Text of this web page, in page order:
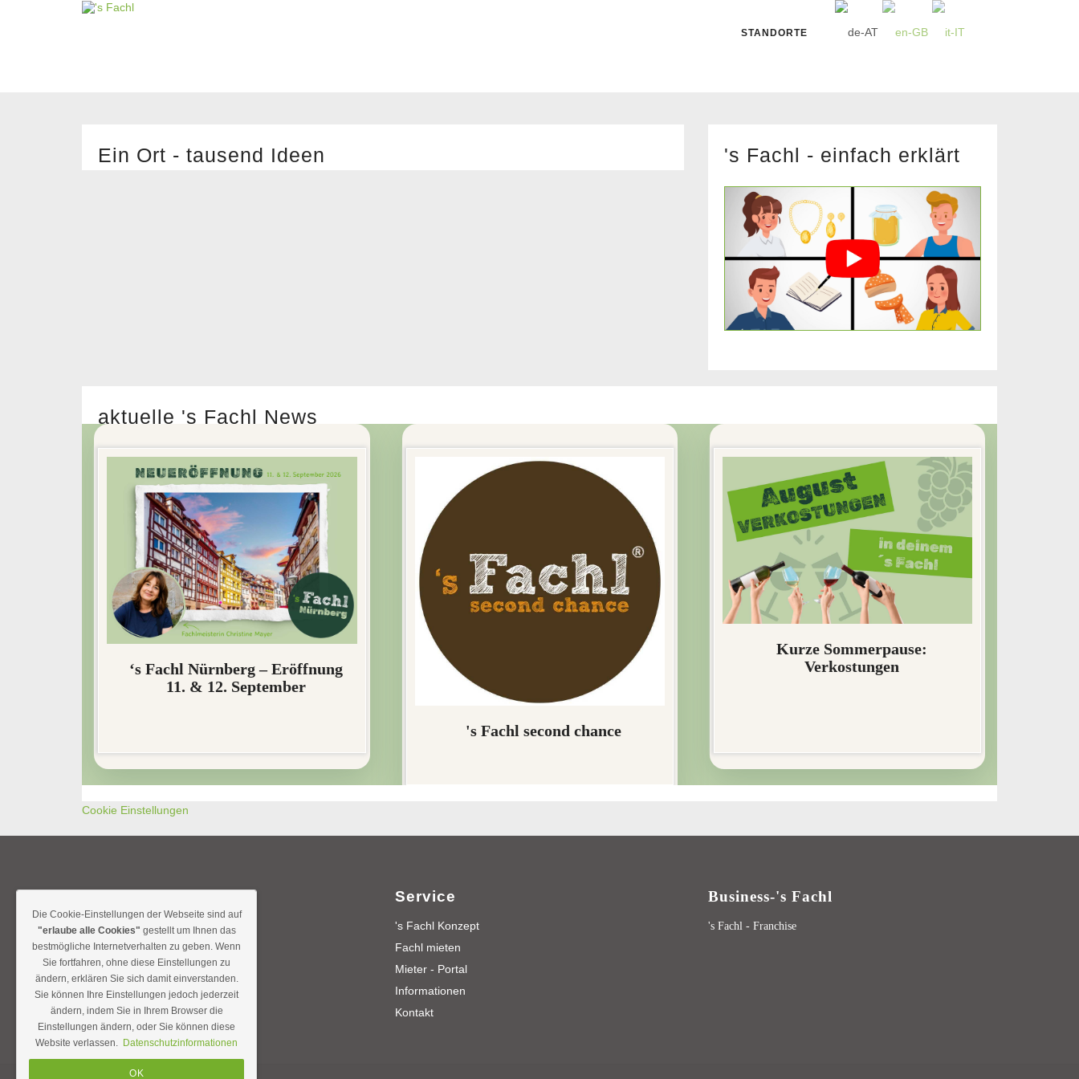
STANDORTE
Ein Ort - tausend Ideen 's Fachl - einfach erklärt
aktuelle 's Fachl News
Cookie Einstellungen
Über uns
Karriere
Presse
Datenschutz
Impressum
Service
's Fachl Konzept
Fachl mieten
Mieter - Portal
Informationen
Kontakt
Business-'s Fachl
's Fachl - Franchise
Die Cookie-Einstellungen der Webseite sind auf
"erlaube alle Cookies" gestellt um Ihnen das
bestmögliche Internetverhalten zu geben. Wenn
Sie fortfahren, ohne diese Einstellungen zu
ändern, erklären Sie sich damit einverstanden.
Sie können Ihre Einstellungen jedoch jederzeit
ändern, indem Sie in Ihrem Browser die
Einstellungen ändern, oder Sie können diese
Website verlassen. Datenschutzinformationen